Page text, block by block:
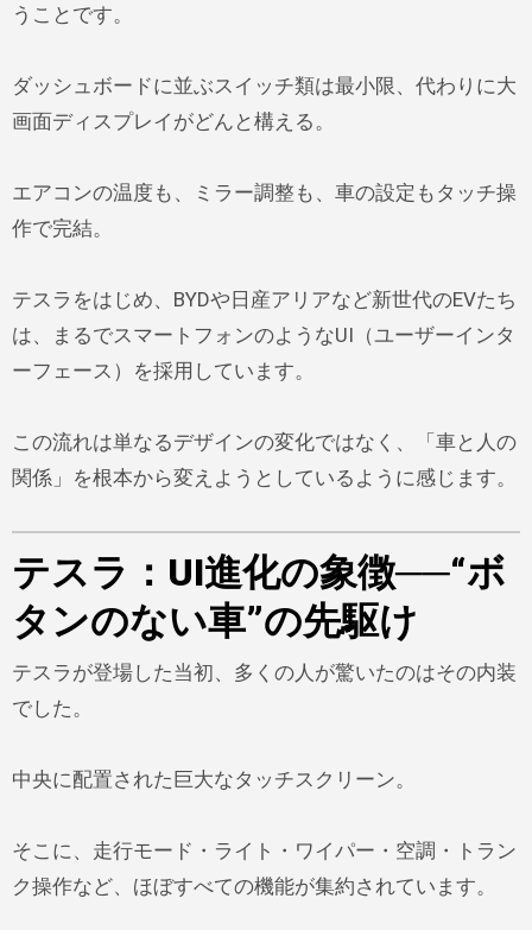
うことです。
ダッシュボードに並ぶスイッチ類は最小限、代わりに大
画面ディスプレイがどんと構える。
エアコンの温度も、ミラー調整も、車の設定もタッチ操
作で完結。
テスラをはじめ、BYDや日産アリアなど新世代のEVたち
は、まるでスマートフォンのようなUI（ユーザーインタ
ーフェース）を採用しています。
この流れは単なるデザインの変化ではなく、「車と人の
関係」を根本から変えようとしているように感じます。
テスラ：UI進化の象徴──“ボ
タンのない車”の先駆け
テスラが登場した当初、多くの人が驚いたのはその内装
でした。
中央に配置された巨大なタッチスクリーン。
そこに、走行モード・ライト・ワイパー・空調・トラン
ク操作など、ほぼすべての機能が集約されています。